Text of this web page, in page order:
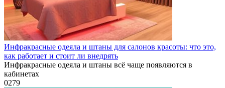
Инфракрасные одеяла и штаны для салонов красоты: что это,
как работает и стоит ли внедрять
Инфракрасные одеяла и штаны всё чаще появляются в
кабинетах
0279